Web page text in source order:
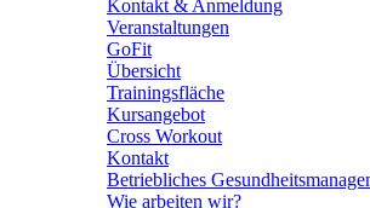
Kontakt & Anmeldung
Veranstaltungen
GoFit
Übersicht
Trainingsfläche
Kursangebot
Cross Workout
Kontakt
Betriebliches
Wie arbeiten wir?